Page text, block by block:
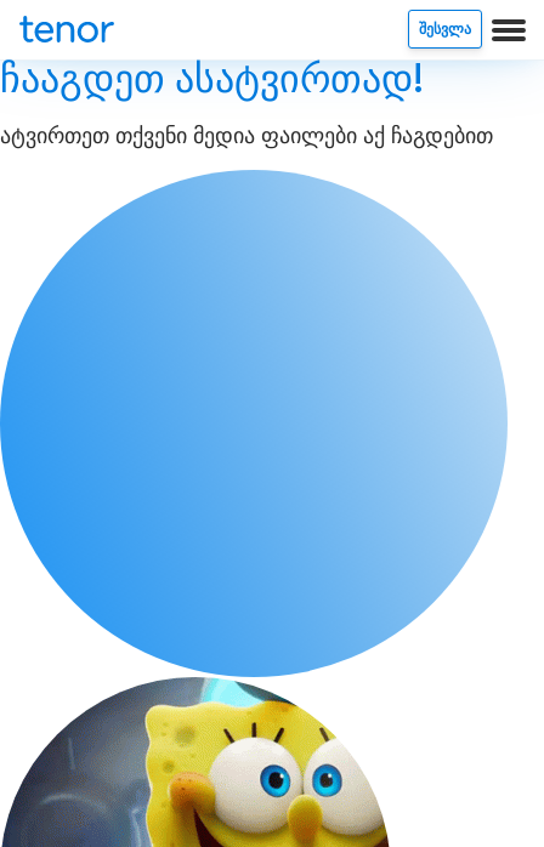
ᲨᲔᲡᲕᲚᲐ
ჩააგდეთ ასატვირთად!
ატვირთეთ თქვენი მედია ფაილები აქ ჩაგდებით